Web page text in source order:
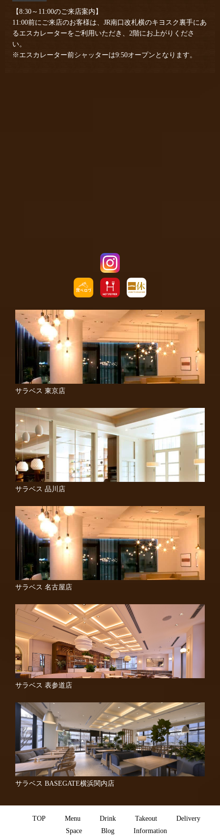
【8:30～11:00のご来店案内】
11:00前にご来店のお客様は、JR南口改札横のキヨスク裏手にあ
るエスカレーターをご利用いただき、2階にお上がりくださ
い。
※エスカレーター前シャッターは9:50オープンとなります。
サラベス 東京店
サラベス 品川店
サラベス 名古屋店
サラベス 表参道店
サラベス BASEGATE横浜関内店
TOP Menu Drink Takeout
Delivery
Space
Blog Information